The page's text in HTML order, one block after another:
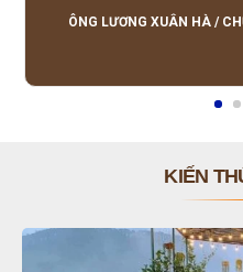
lượng tốt, giá
ÔNG LƯƠNG XUÂN HÀ /
KIẾN